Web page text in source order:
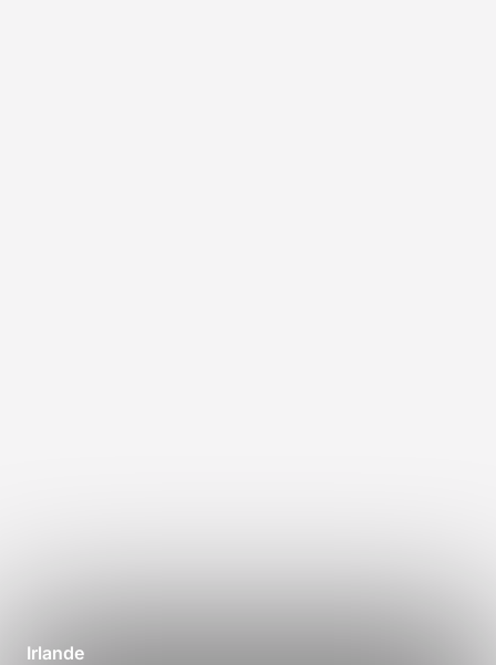
Irlande